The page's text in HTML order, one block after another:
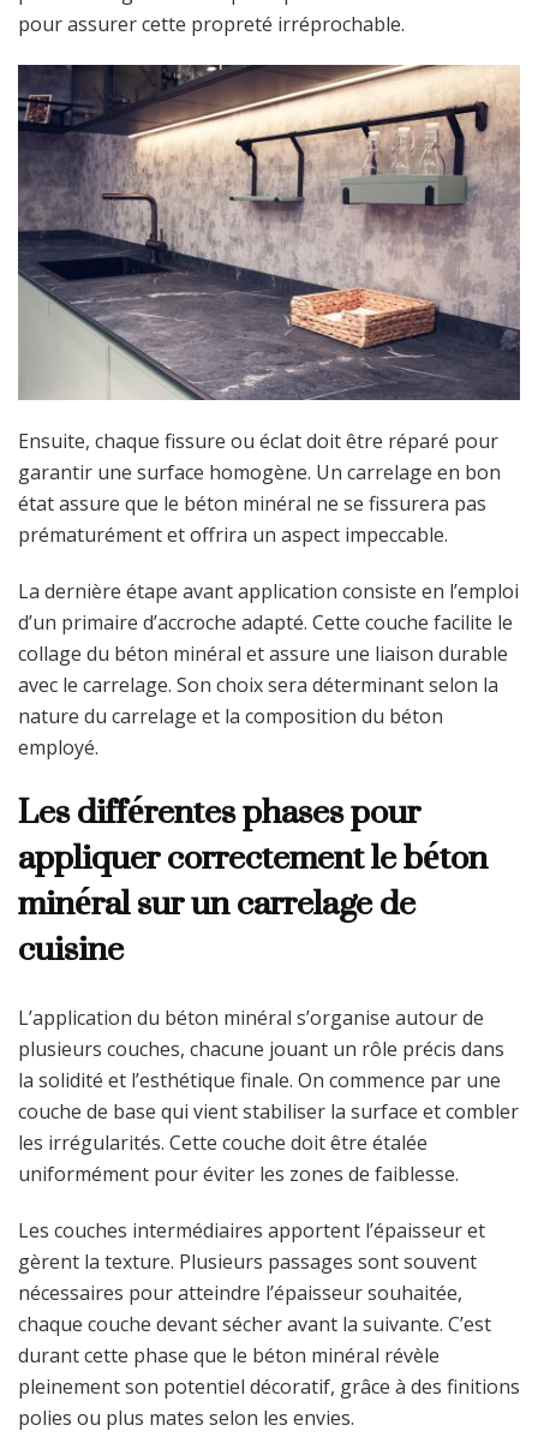
pour assurer cette propreté irréprochable.
Ensuite, chaque fissure ou éclat doit être réparé pour
garantir une surface homogène. Un carrelage en bon
état assure que le béton minéral ne se fissurera pas
prématurément et offrira un aspect impeccable.
La dernière étape avant application consiste en l’emploi
d’un primaire d’accroche adapté. Cette couche facilite le
collage du béton minéral et assure une liaison durable
avec le carrelage. Son choix sera déterminant selon la
nature du carrelage et la composition du béton
employé.
Les différentes phases pour
appliquer correctement le béton
minéral sur un carrelage de
cuisine
L’application du béton minéral s’organise autour de
plusieurs couches, chacune jouant un rôle précis dans
la solidité et l’esthétique finale. On commence par une
couche de base qui vient stabiliser la surface et combler
les irrégularités. Cette couche doit être étalée
uniformément pour éviter les zones de faiblesse.
Les couches intermédiaires apportent l’épaisseur et
gèrent la texture. Plusieurs passages sont souvent
nécessaires pour atteindre l’épaisseur souhaitée,
chaque couche devant sécher avant la suivante. C’est
durant cette phase que le béton minéral révèle
pleinement son potentiel décoratif, grâce à des finitions
polies ou plus mates selon les envies.